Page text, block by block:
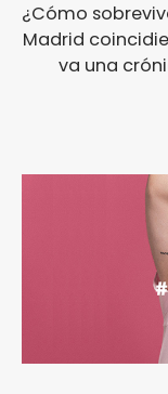
¿Cómo
Madrid
va una